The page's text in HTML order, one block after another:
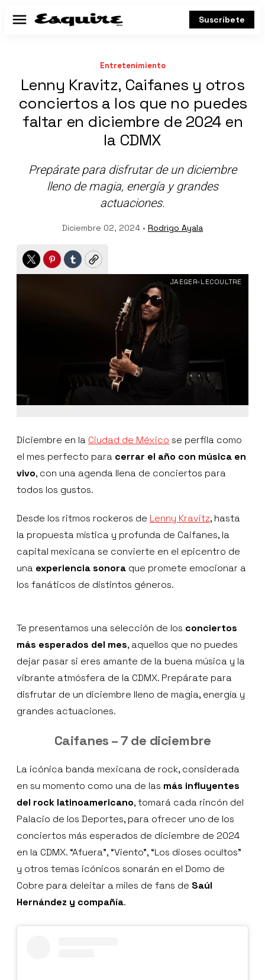
Menú Suscríbete
Entretenimiento
Lenny Kravitz, Caifanes y otros
conciertos a los que no puedes
faltar en diciembre de 2024 en
la CDMX
Prepárate para disfrutar de un diciembre
lleno de magia, energía y grandes
actuaciones.
Diciembre 02, 2024 • Rodrigo Ayala
TwitterPinterest
TumblrCopy
JAEGER-LECOULTRE
Diciembre en la Ciudad de México se perfila como
el mes perfecto para cerrar el año con música en
vivo, con una agenda llena de conciertos para
todos los gustos.
Desde los ritmos rockeros de Lenny Kravitz, hasta
la propuesta mística y profunda de Caifanes, la
capital mexicana se convierte en el epicentro de
una experiencia sonora que promete emocionar a
los fanáticos de distintos géneros.
Te presentamos una selección de los conciertos
más esperados del mes, aquellos que no puedes
dejar pasar si eres amante de la buena música y la
vibrante atmósfera de la CDMX. Prepárate para
disfrutar de un diciembre lleno de magia, energía y
grandes actuaciones.
Caifanes – 7 de diciembre
La icónica banda mexicana de rock, considerada
en su momento como una de las más influyentes
del rock latinoamericano, tomará cada rincón del
Palacio de los Deportes, para ofrecer uno de los
conciertos más esperados de diciembre de 2024
en la CDMX. “Afuera”, “Viento”, “Los dioses ocultos”
y otros temas icónicos sonarán en el Domo de
Cobre para deleitar a miles de fans de Saúl
Hernández y compañía.